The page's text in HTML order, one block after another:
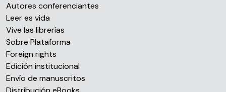
Autores conferenciantes
Leer es vida
Vive las librerías
Sobre Plataforma
Foreign rights
Edición institucional
Envío de manuscritos